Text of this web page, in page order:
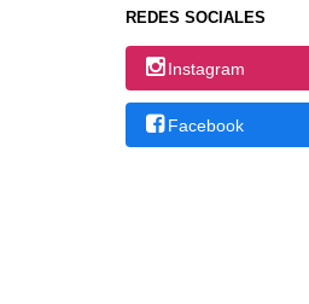
REDES SOCIALES
Instagram
Facebook